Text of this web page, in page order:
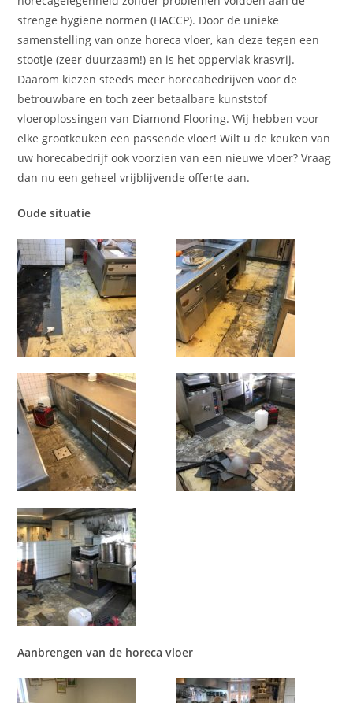
strenge hygiëne normen (HACCP). Door de unieke
samenstelling van onze horeca vloer, kan deze tegen een
stootje (zeer duurzaam!) en is het oppervlak krasvrij.
Daarom kiezen steeds meer horecabedrijven voor de
betrouwbare en toch zeer betaalbare kunststof
vloeroplossingen van Diamond Flooring. Wij hebben voor
elke grootkeuken een passende vloer! Wilt u de keuken van
uw horecabedrijf ook voorzien van een nieuwe vloer? Vraag
dan nu een geheel vrijblijvende offerte aan.
Oude situatie
Aanbrengen van de horeca vloer